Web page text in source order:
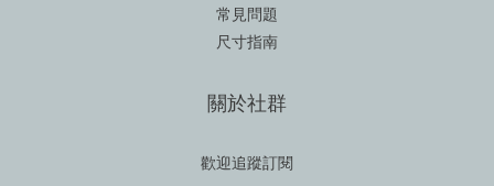
常見問題
尺寸指南
關於社群
歡迎追蹤訂閱